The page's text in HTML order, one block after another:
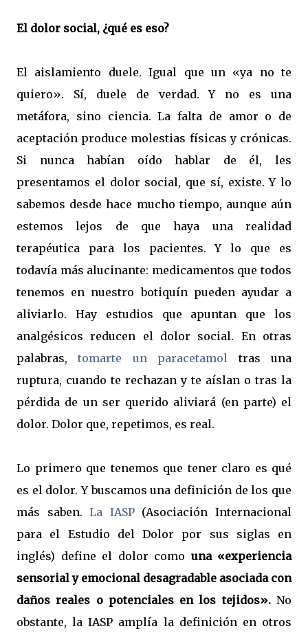
El dolor social, ¿qué es eso?
El aislamiento duele. Igual que un «ya no te
quiero». Sí, duele de verdad. Y no es una
metáfora, sino ciencia. La falta de amor o de
aceptación produce molestias físicas y crónicas.
Si nunca habían oído hablar de él, les
presentamos el dolor social, que sí, existe. Y lo
sabemos desde hace mucho tiempo, aunque aún
estemos lejos de que haya una realidad
terapéutica para los pacientes. Y lo que es
todavía más alucinante: medicamentos que todos
tenemos en nuestro botiquín pueden ayudar a
aliviarlo. Hay estudios que apuntan que los
analgésicos reducen el dolor social. En otras
palabras,tomarte un paracetamol tras una
ruptura, cuando te rechazan y te aíslan o tras la
pérdida de un ser querido aliviará (en parte) el
dolor. Dolor que, repetimos, es real.
Lo primero que tenemos que tener claro es qué
es el dolor. Y buscamos una definición de los que
más saben.La IASP(Asociación Internacional
para el Estudio del Dolor por sus siglas en
inglés) define el dolor como una «experiencia
sensorial y emocional desagradable asociada con
daños reales o potenciales en los tejidos».No
obstante, la IASP amplía la definición en otros